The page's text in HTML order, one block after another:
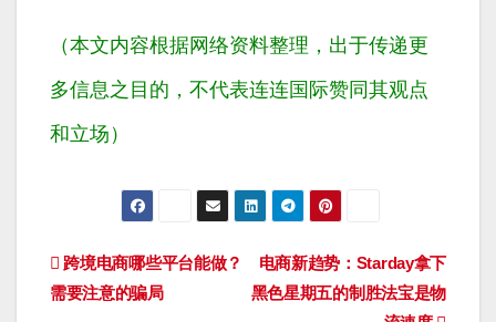
（本文内容根据网络资料整理，出于传递更
多信息之目的，不代表连连国际赞同其观点
和立场）
文
电商新趋势：Starday拿下
黑色星期五的制胜法宝是物
跨境电商哪些平台能做？
需要注意的骗局